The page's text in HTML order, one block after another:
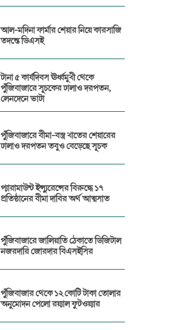
আল-মদিনা ফার্মার শেয়ার নিয়ে কারসাজি
তদন্তে ডিএসই
টানা ৫ কার্যদিবস ঊর্ধ্বমুখী থেকে
পুঁজিবাজারে সূচকের ঢালাও দরপতন,
লেনদেনে ভাটা
পুঁজিবাজারে বীমা-বস্ত্র খাতের শেয়ারের
ঢালাও দরপতন তবুও বেড়েছে সূচক
প্যারামাউন্ট ইন্স্যুরেন্সের বিরুদ্ধে ১৭
প্রতিষ্ঠানের বীমা দাবির অর্থ আত্মসাত
পুঁজিবাজারে জালিয়াতি ঠেকাতে ডিজিটাল
নজরদারি জোরদার বিএসইসির
পুঁজিবাজার থেকে ১২ কোটি টাকা তোলার
অনুমোদন পেলো রয়্যাল ফুটওয়্যার